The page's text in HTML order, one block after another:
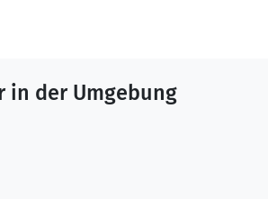
in der Umgebung